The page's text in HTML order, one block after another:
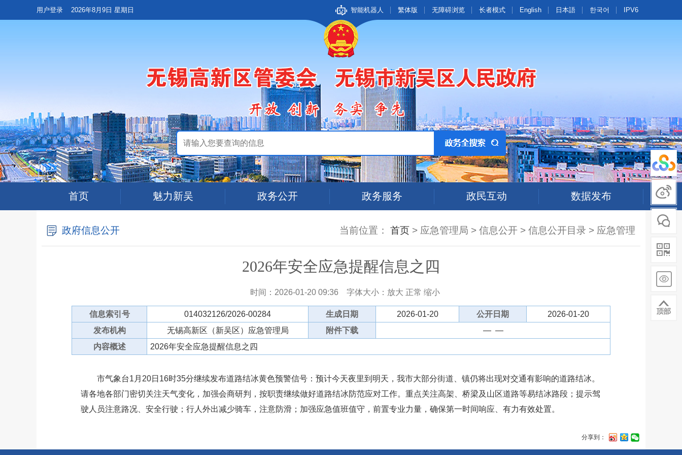
用户登录 2026年8月9日 星期日 智能机器人 繁体版 无障碍浏览 长者模式 English 日本語 한국어 IPV6
首页 魅力新吴 政务公开 政务服务 政民互动 数据发布
政府信息公开 当前位置： 首页 > 应急管理局 > 信息公开 > 信息公开目录 > 应急管理
2026年安全应急提醒信息之四
时间：2026-01-20 09:36 字体大小： 放大 正常 缩小
信息索引号 014032126/2026-00284 生成日期 2026-01-20 公开日期
2026-01-20
发布机构
无锡高新区（新吴区）应急管理局 附件下载
— —
内容概述
2026年安全应急提醒信息之四
市气象台1月20日16时35分继续发布道路结冰黄色预警信号：预计今天夜里到明天，我市大部分街道、镇仍将出现对交通有影响的道路结冰。
请各地各部门密切关注天气变化，加强会商研判，按职责继续做好道路结冰防范应对工作。重点关注高架、桥梁及山区道路等易结冰路段；提示驾
驶人员注意路况、安全行驶；行人外出减少骑车，注意防滑；加强应急值班值守，前置专业力量，确保第一时间响应、有力有效处置。
分享到：